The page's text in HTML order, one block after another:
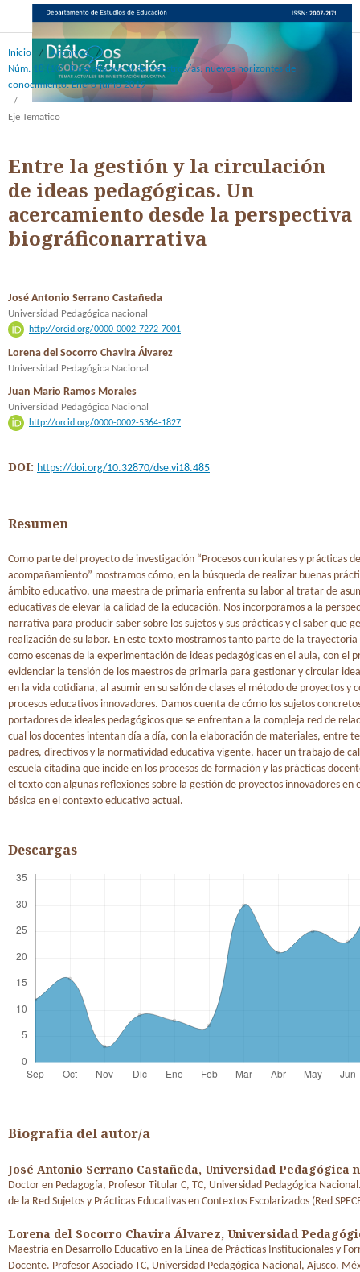
Inicio / Archivos
/
Núm. 18 (10): Biografía social de maestros/as: nuevos horizontes de
conocimiento. Enero-junio 2019
/
Eje Tematico
Entre la gestión y la circulación
de ideas pedagógicas. Un
acercamiento desde la perspectiva
biográficonarrativa
José Antonio Serrano Castañeda
Universidad Pedagógica nacional
http://orcid.org/0000-0002-7272-7001
Lorena del Socorro Chavira Álvarez
Universidad Pedagógica Nacional
Juan Mario Ramos Morales
Universidad Pedagógica Nacional
http://orcid.org/0000-0002-5364-1827
DOI: https://doi.org/10.32870/dse.vi18.485
Resumen
Como parte del proyecto de investigación “Procesos curriculares y prácticas de
acompañamiento” mostramos cómo, en la búsqueda de realizar buenas
ámbito educativo, una maestra de primaria enfrenta su labor al tratar de
educativas de elevar la calidad de la educación. Nos incorporamos a la
narrativa para producir saber sobre los sujetos y sus prácticas y el saber que
realización de su labor. En este texto mostramos tanto parte de la trayectoria
como escenas de la experimentación de ideas pedagógicas en el aula, con el
evidenciar la tensión de los maestros de primaria para gestionar y circular
en la vida cotidiana, al asumir en su salón de clases el método de proyectos y
procesos educativos innovadores. Damos cuenta de cómo los sujetos
portadores de ideales pedagógicos que se enfrentan a la compleja red de
cual los docentes intentan día a día, con la elaboración de materiales, entre
padres, directivos y la normatividad educativa vigente, hacer un trabajo de
escuela citadina que incide en los procesos de formación y las prácticas
el texto con algunas reflexiones sobre la gestión de proyectos innovadores en
básica en el contexto educativo actual.
Descargas
Biografía del autor/a
José Antonio Serrano Castañeda, Universidad Pedagógica
Doctor en Pedagogía, Profesor Titular C, TC, Universidad Pedagógica
de la Red Sujetos y Prácticas Educativas en Contextos Escolarizados (Red
Lorena del Socorro Chavira Álvarez, Universidad
Maestría en Desarrollo Educativo en la Línea de Prácticas Institucionales y
Docente. Profesor Asociado TC, Universidad Pedagógica Nacional, Ajusco.